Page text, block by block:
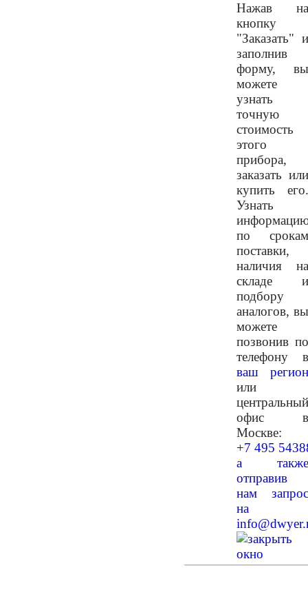
Нажав на
кнопку
"Заказать" и
заполнив
форму, вы
можете
узнать
точную
стоимость
этого
прибора,
заказать или
купить его.
Узнать
по срокам
поставки,
наличия на
складе и
подбору
аналогов, вы
можете
позвонив по
телефону в
ваш регион
или
центральный
офис в
Москве:
+7 495
а также
отправив
нам запрос
на